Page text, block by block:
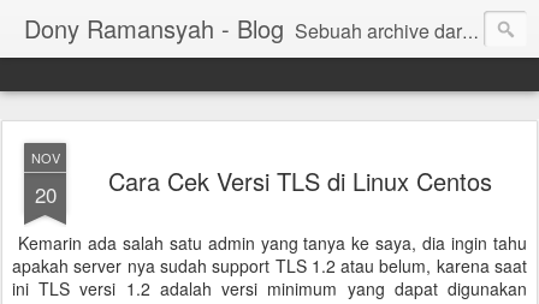
Dony Ramansyah - Blog Sebuah archive dari kehidupan - log dari perjalanan dan tujuan | Fell Free ... ( archive of live, log of journey and target | Fell Free ...)
NOV
20 Cara Cek Versi TLS di Linux Centos
Kemarin ada salah satu admin yang tanya ke saya, dia ingin tahu
apakah server nya sudah support TLS 1.2 atau belum, karena saat
ini TLS versi 1.2 adalah versi minimum yang dapat digunakan